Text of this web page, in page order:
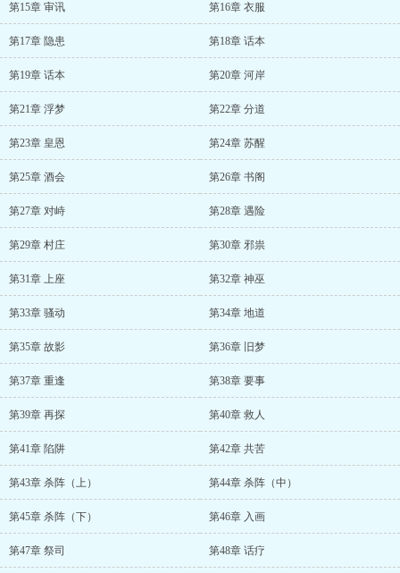
第15章 审讯 第16章 衣服
第17章 隐患 第18章 话本
第19章 话本 第20章 河岸
第21章 浮梦 第22章 分道
第23章 皇恩 第24章 苏醒
第25章 酒会 第26章 书阁
第27章 对峙 第28章 遇险
第29章 村庄 第30章 邪祟
第31章 上座 第32章 神巫
第33章 骚动 第34章 地道
第35章 故影 第36章 旧梦
第37章 重逢 第38章 要事
第39章 再探 第40章 救人
第41章 陷阱 第42章 共苦
第43章 杀阵（上） 第44章 杀阵（中）
第45章 杀阵（下） 第46章 入画
第47章 祭司 第48章 话疗